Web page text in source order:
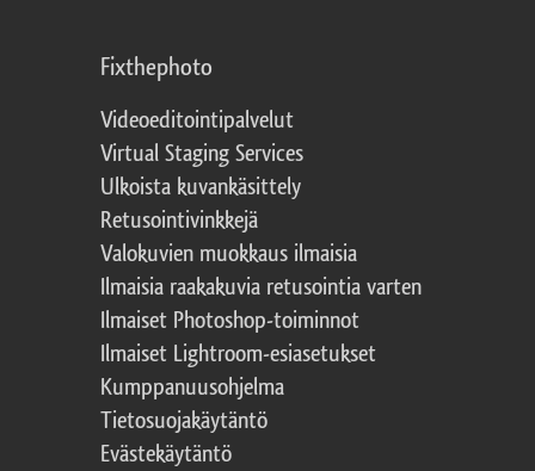
Fixthephoto
Videoeditointipalvelut
Virtual Staging Services
Ulkoista kuvankäsittely
Retusointivinkkejä
Valokuvien muokkaus ilmaisia
Ilmaisia raakakuvia retusointia varten
Ilmaiset Photoshop-toiminnot
Ilmaiset Lightroom-esiasetukset
Kumppanuusohjelma
Tietosuojakäytäntö
Evästekäytäntö